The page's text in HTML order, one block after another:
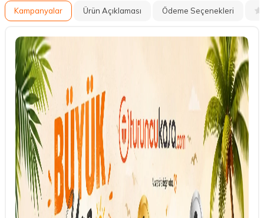
Kampanyalar Ürün Açıklaması Ödeme Seçenekleri